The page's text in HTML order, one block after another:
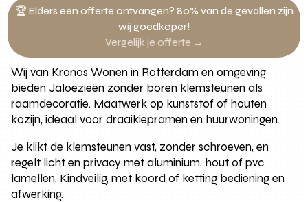
🏆 Elders een offerte ontvangen? 80% van de gevallen zijn
wij goedkoper!
Vergelijk je offerte →
Wij van Kronos Wonen in Rotterdam en omgeving
bieden Jaloezieën zonder boren klemsteunen als
raamdecoratie. Maatwerk op kunststof of houten
kozijn, ideaal voor draaikiepramen en huurwoningen.
Je klikt de klemsteunen vast, zonder schroeven, en
regelt licht en privacy met aluminium, hout of pvc
lamellen. Kindveilig, met koord of ketting bediening en
afwerking.